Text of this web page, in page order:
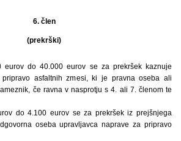
6. člen
(prekrški)
do 40.000 eurov se za prekršek kaznuje
asfaltnih zmesi, ki je pravna oseba ali
če ravna v nasprotju s 4. ali 7. členom te
do 4.100 eurov se za prekršek iz prejšnjega
oseba upravljavca naprave za pripravo